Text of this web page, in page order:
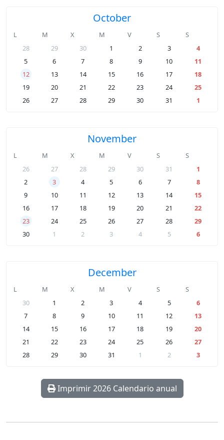
October
L M X M V S
S
28
29 30 1 2 3
4
5
6 7 8 9 10
11
12
13 14 15 16 17
18
19
20 21 22 23 24
25
26
27 28 29 30 31 1
November
L M X M V S
S
26
27 28 29 30 31
1
2
3 4 5 6 7
8
9
10 11 12 13 14
15
16
17 18 19 20 21
22
23
24 25 26 27 28
29
30
1 2 3 4 5 6
December
L M X M V S
S
30
1 2 3 4 5
6
7
8 9 10 11 12
13
14
15 16 17 18 19
20
21
22 23 24 25 26
27
28
29 30 31 1 2 3
Imprimir 2026 Calendario anual